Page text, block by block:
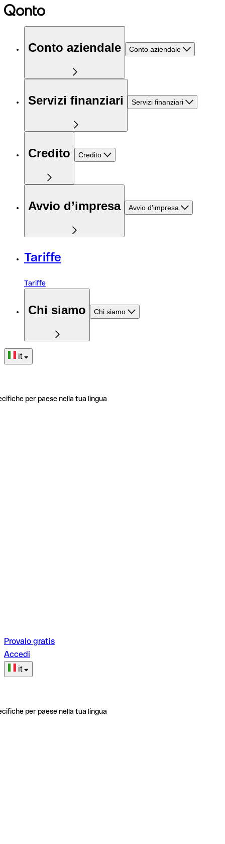
Conto aziendale Conto aziendale
Servizi finanziari Servizi finanziari
Credito Credito
Avvio d’impresa Avvio d’impresa
Tariffe
Tariffe
Chi siamo Chi siamo
it
per paese nella tua lingua
Provalo gratis
Accedi
it
per paese nella tua lingua